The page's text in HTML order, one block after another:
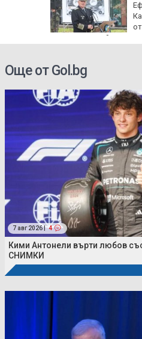
електронна война
Още от Gol.bg
7 авг 2026 | 4
Кими Антонели върти любов
СНИМКИ